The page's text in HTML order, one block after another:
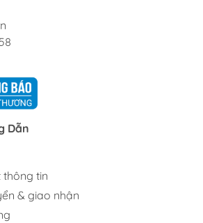
Dẫn
thông tin
& giao nhận